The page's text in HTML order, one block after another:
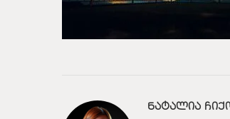
ᲜᲐᲢᲐᲚᲘᲐ